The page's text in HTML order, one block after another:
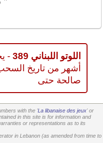
اللوتو اللبناني 389
أشهر من تاريخ
صالحة حتى
with the 'La libanaise des jeux' or
in this site is for information and
or representations as to its
in Lebanon (as amended from time to